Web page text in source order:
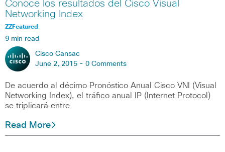
Conoce los resultados del Cisco Visual
Networking Index
ZZFeatured
9 min read
Cisco Cansac
June 2, 2015 - 0 Comments
De acuerdo al décimo Pronóstico Anual Cisco VNI (Visual
Networking Index), el tráfico anual IP (Internet Protocol)
se triplicará entre
Read More